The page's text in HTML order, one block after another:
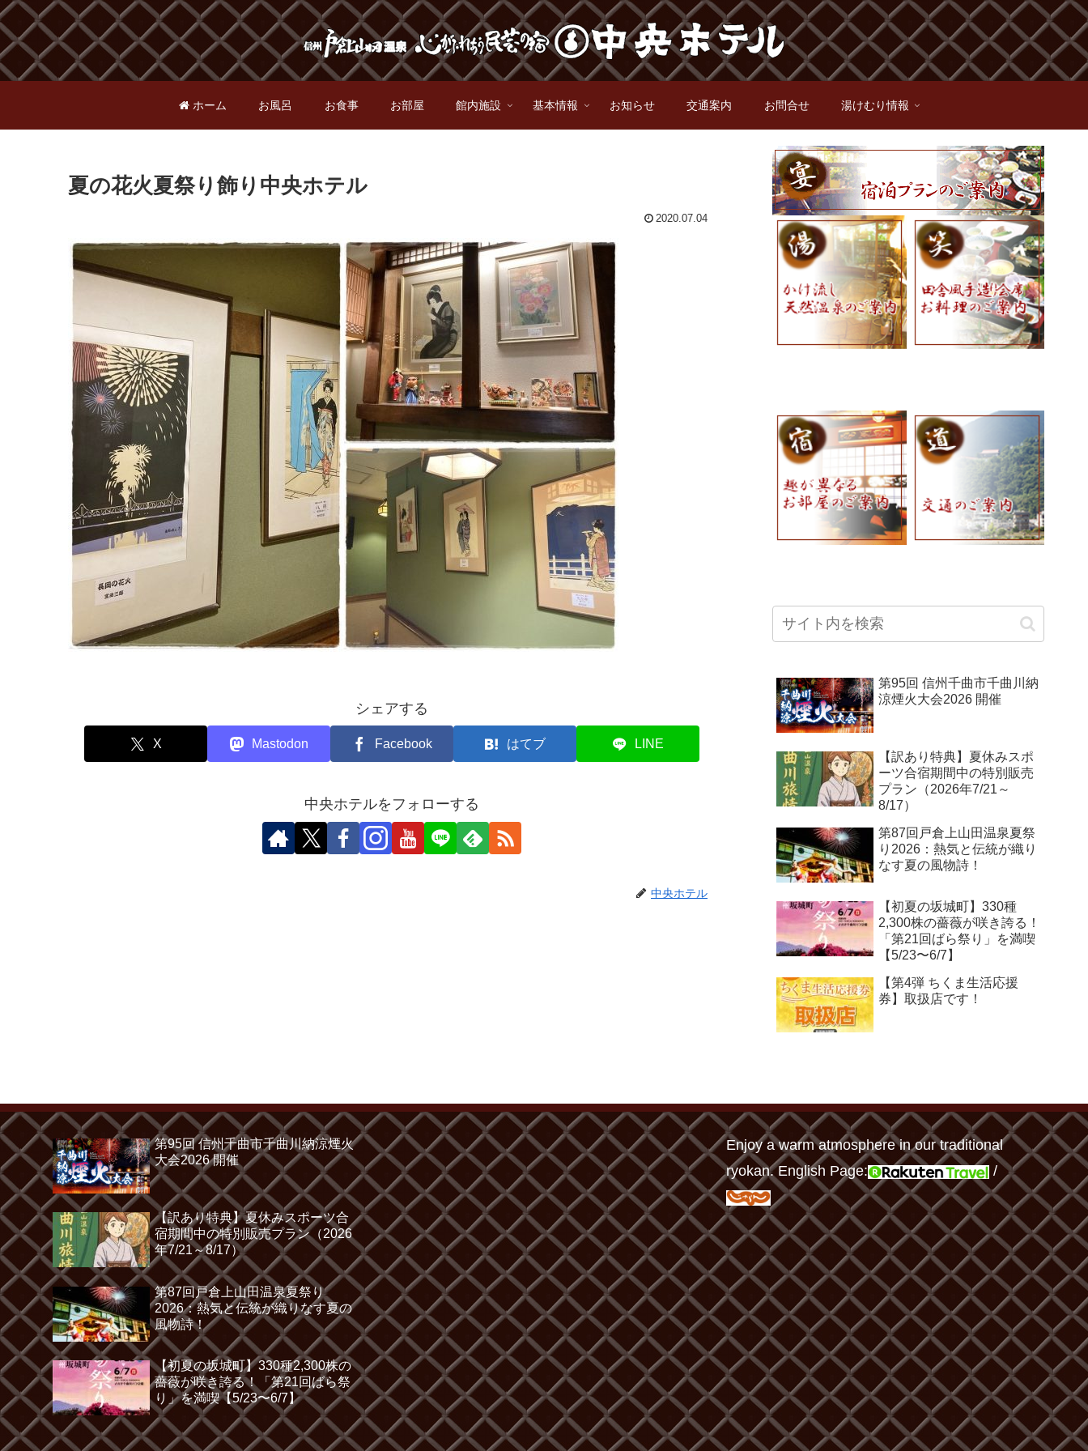
ホーム お風呂 お食事 お部屋 館内施設 基本情報 お知らせ 交通案内 お問合せ 湯けむり情報
夏の花火夏祭り飾り中央ホテル
2020.07.04
シェアする
X Mastodon Facebook はてブ LINE
中央ホテルをフォローする
中央ホテル
第95回 信州千曲市千曲川納
涼煙火大会2026 開催
【訳あり特典】夏休みスポ
ーツ合宿期間中の特別販売
プラン（2026年7/21～
8/17）
第87回戸倉上山田温泉夏祭
り2026：熱気と伝統が織り
なす夏の風物詩！
【初夏の坂城町】330種
2,300株の薔薇が咲き誇る！
「第21回ばら祭り」を満喫
【5/23〜6/7】
【第4弾 ちくま生活応援
券】取扱店です！
第95回 信州千曲市千曲川納涼煙火
大会2026 開催
【訳あり特典】夏休みスポーツ合
宿期間中の特別販売プラン（2026
年7/21～8/17）
第87回戸倉上山田温泉夏祭り
2026：熱気と伝統が織りなす夏の
風物詩！
【初夏の坂城町】330種2,300株の
薔薇が咲き誇る！「第21回ばら祭
り」を満喫【5/23〜6/7】
Enjoy a warm atmosphere in our traditional
ryokan. English Page:
/